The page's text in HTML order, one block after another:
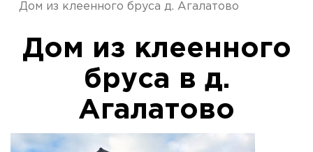
Дом из клеенного бруса д. Агалатово
Дом из клеенного
бруса в д.
Агалатово